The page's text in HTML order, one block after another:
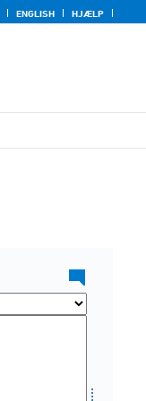
ENGLISH HJÆLP